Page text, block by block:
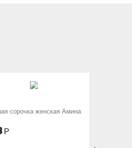
Ночная сорочка женская